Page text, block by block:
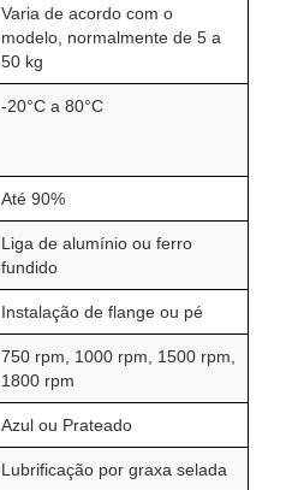
Varia de acordo com o
modelo, normalmente de 5 a
50 kg
-20°C a 80°C
Até 90%
Liga de alumínio ou ferro
fundido
Instalação de flange ou pé
750 rpm, 1000 rpm, 1500 rpm,
1800 rpm
Azul ou Prateado
Lubrificação por graxa selada